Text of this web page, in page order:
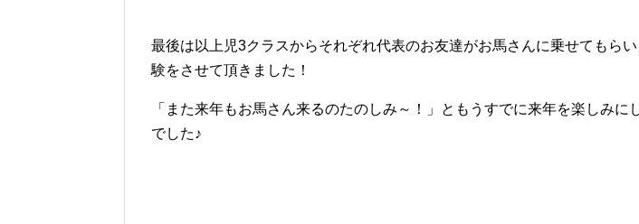
最後は以上児3クラスからそれぞれ代表のお友達がお馬さんに乗せてもら
験をさせて頂きました！
「また来年もお馬さん来るのたのしみ～！」ともうすでに来年を楽しみに
でした♪